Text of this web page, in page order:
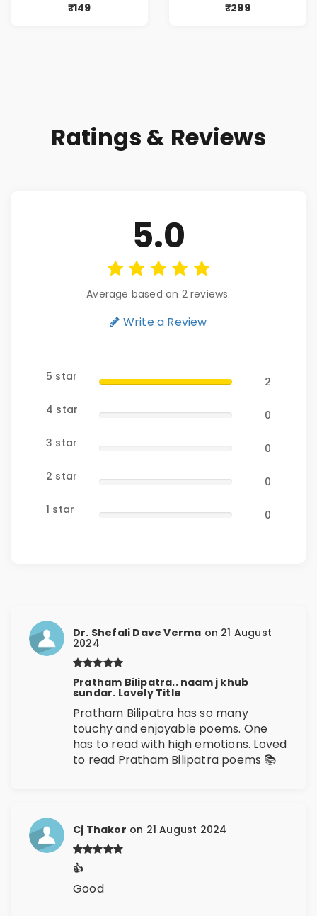
₹149
₹299
Ratings & Reviews
5.0
Average based on 2 reviews.
Write a Review
5 star
2
4 star
0
3 star
0
2 star
0
1 star
0
Dr. Shefali Dave Verma on 21 August
2024
Pratham Bilipatra.. naam j khub
sundar. Lovely Title
Pratham Bilipatra has so many
touchy and enjoyable poems. One
has to read with high emotions. Loved
to read Pratham Bilipatra poems 📚
Cj Thakor on 21 August 2024
👍
Good